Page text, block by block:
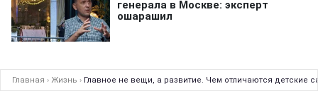
Главная › Жизнь › Главное не вещи, а развитие. Чем отличаются детские